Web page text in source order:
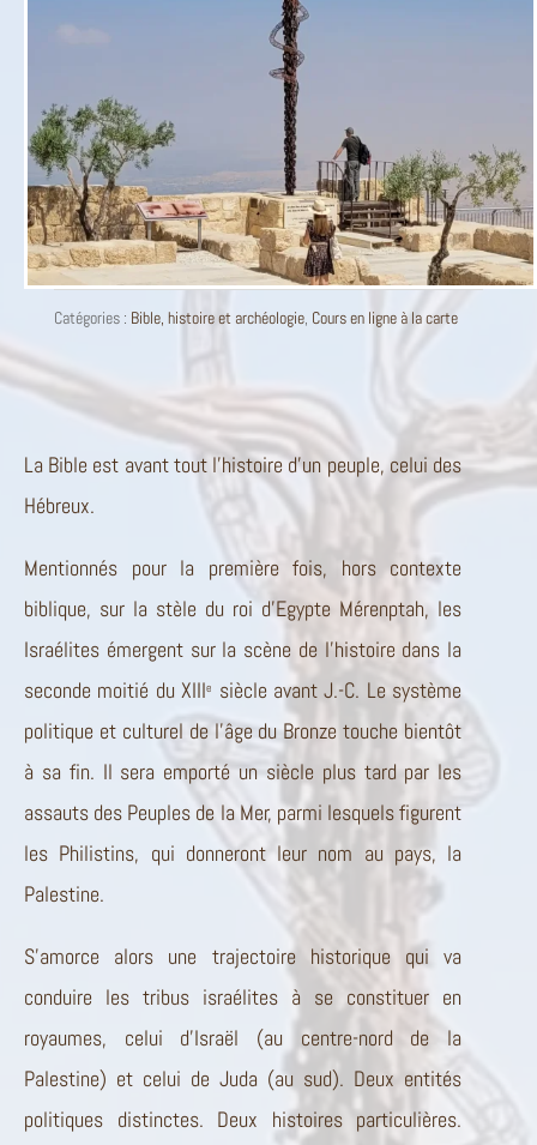
Catégories : Bible, histoire et archéologie, Cours en ligne à la carte
La Bible est avant tout l’histoire d’un peuple, celui des
Hébreux.
Mentionnés pour la première fois, hors contexte
biblique, sur la stèle du roi d’Egypte Mérenptah, les
Israélites émergent sur la scène de l’histoire dans la
seconde moitié du XIIIe
siècle avant J.-C. Le système
politique et culturel de l’âge du Bronze touche bientôt
à sa fin. Il sera emporté un siècle plus tard par les
assauts des Peuples de la Mer, parmi lesquels figurent
les Philistins, qui donneront leur nom au pays, la
Palestine.
S’amorce alors une trajectoire historique qui va
conduire les tribus israélites à se constituer en
royaumes, celui d’Israël (au centre-nord de la
Palestine) et celui de Juda (au sud). Deux entités
politiques distinctes. Deux histoires particulières.